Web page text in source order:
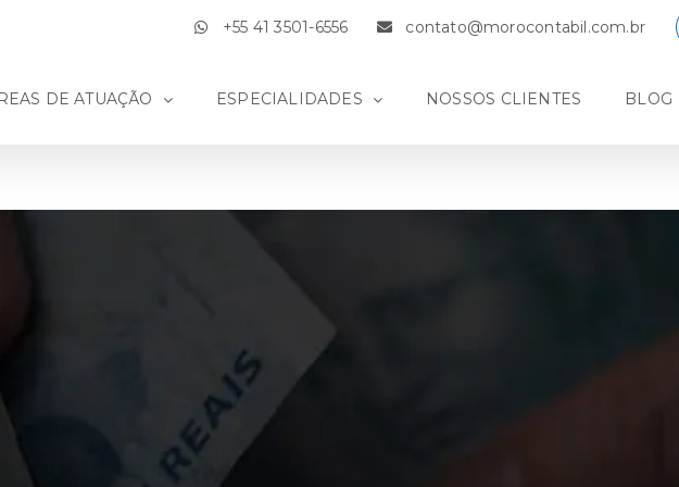
+55 41 3501-6556 contato@morocontabil.com.br
DE ATUAÇÃO ESPECIALIDADES NOSSOS CLIENTES BLOG